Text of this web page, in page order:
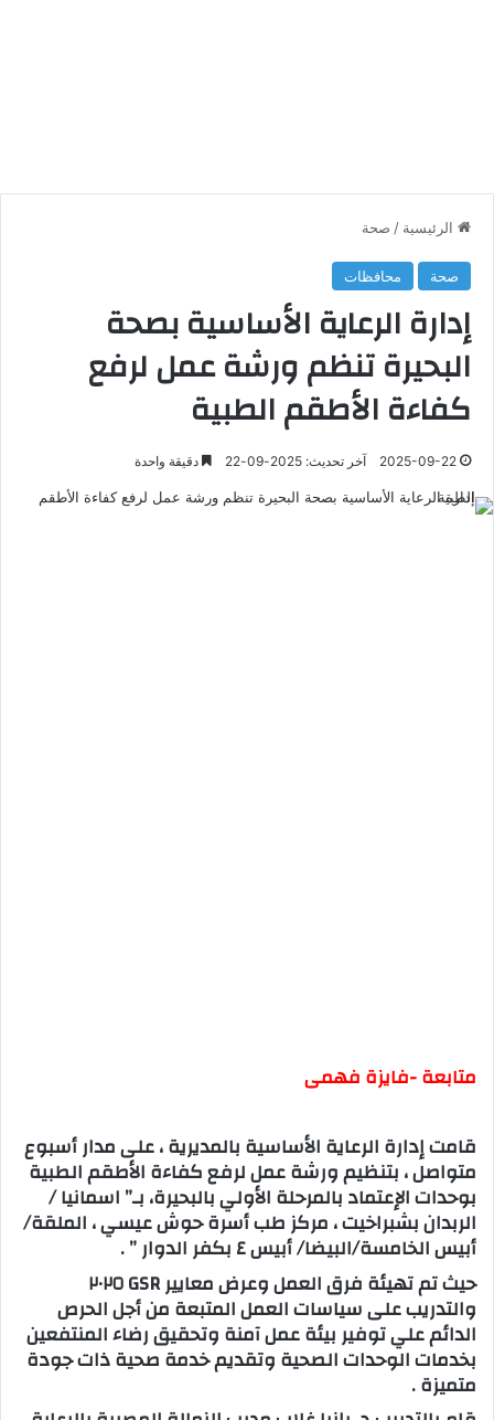
الرئيسية / صحة
صحة محافظات
إدارة الرعاية الأساسية بصحة
البحيرة تنظم ورشة عمل لرفع
كفاءة الأطقم الطبية
2025-09-22 آخر تحديث: 2025-09-22 دقيقة واحدة
متابعة -فايزة فهمى
قامت إدارة الرعاية الأساسية بالمديرية ، على مدار أسبوع
متواصل ، بتنظيم ورشة عمل لرفع كفاءة الأطقم الطبية
بوحدات الإعتماد بالمرحلة الأولي بالبحيرة، بـ” اسمانيا /
الربدان بشبراخيت ، مركز طب أسرة حوش عيسي ، الملقة/
أبيس الخامسة/البيضا/ أبيس ٤ بكفر الدوار ” .
حيث تم تهيئة فرق العمل وعرض معايير GSR ٢٠٢٥
والتدريب على سياسات العمل المتبعة من أجل الحرص
الدائم علي توفير بيئة عمل آمنة وتحقيق رضاء المنتفعين
بخدمات الوحدات الصحية وتقديم خدمة صحية ذات جودة
متميزة .